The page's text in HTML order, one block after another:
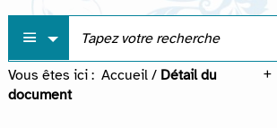
Vous êtes ici : Accueil / Détail du
document